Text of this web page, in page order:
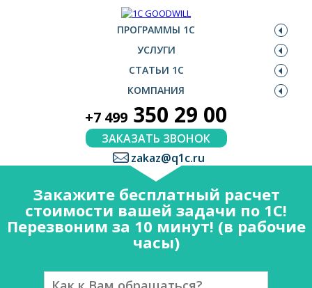
ПРОГРАММЫ 1С
УСЛУГИ
СТАТЬИ 1С
КОМПАНИЯ
+7 499 350 29 00
ЗАКАЗАТЬ ЗВОНОК
zakaz@q1c.ru
Закажите бесплатный расчет
стоимости вашей задачи по 1С!
Перезвоним за 10 минут! (в рабочие
часы)